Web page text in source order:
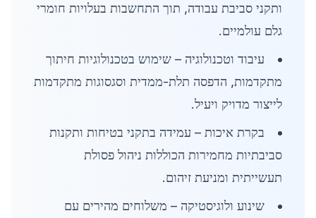
ותקני סביבת עבודה, תוך התחשבות בעלויות חומרי
גלם עולמיים.
עיבוד וטכנולוגיה – שימוש בטכנולוגיות חיתוך
מתקדמות, הדפסה תלת-ממדית וסגסוגות מתקדמות
לייצור מדויק ויעיל.
בקרת איכות – עמידה בתקני בטיחות ותקנות
סביבתיות מחמירות הכוללות ניהול פסולת
תעשייתית ומניעת זיהום.
שינוע ולוגיסטיקה – משלוחים מהירים עם